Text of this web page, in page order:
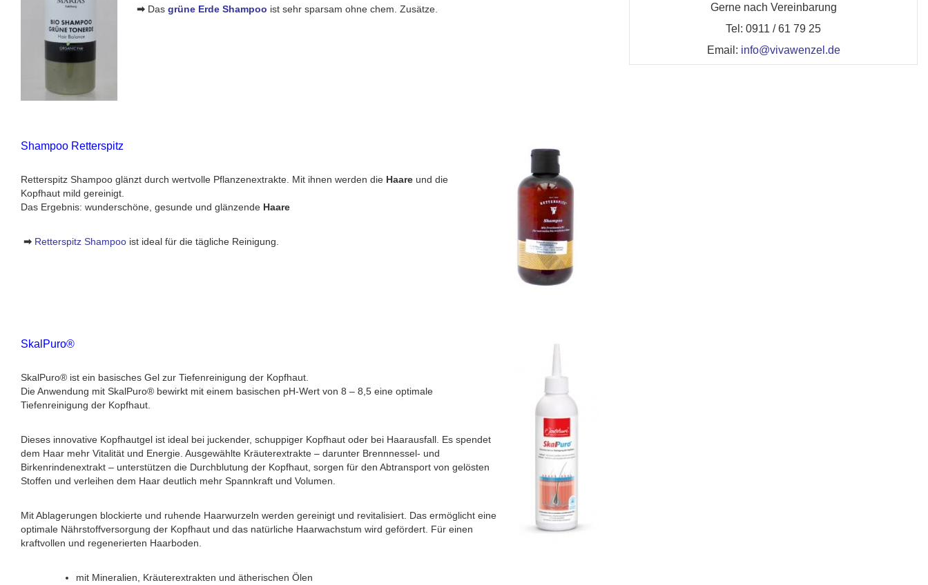
➡ Das grüne Erde Shampoo ist sehr sparsam ohne chem. Zusätze.
Shampoo Retterspitz
Retterspitz Shampoo glänzt durch wertvolle Pflanzenextrakte. Mit ihnen werden die Haare und die
Kopfhaut mild gereinigt.
Das Ergebnis: wunderschöne, gesunde und glänzende Haare
➡ Retterspitz Shampoo ist ideal für die tägliche Reinigung.
SkalPuro®
SkalPuro® ist ein basisches Gel zur Tiefenreinigung der Kopfhaut.
Die Anwendung mit SkalPuro® bewirkt mit einem basischen pH-Wert von 8 – 8,5 eine optimale
Tiefenreinigung der Kopfhaut.
Dieses innovative Kopfhautgel ist ideal bei juckender, schuppiger Kopfhaut oder bei Haarausfall. Es spendet
dem Haar mehr Vitalität und Energie. Ausgewählte Kräuterextrakte – darunter Brennnessel- und
Birkenrindenextrakt – unterstützen die Durchblutung der Kopfhaut, sorgen für den Abtransport von gelösten
Stoffen und verleihen dem Haar deutlich mehr Spannkraft und Volumen.
Mit Ablagerungen blockierte und ruhende Haarwurzeln werden gereinigt und revitalisiert. Das ermöglicht eine
optimale Nährstoffversorgung der Kopfhaut und das natürliche Haarwachstum wird gefördert. Für einen
kraftvollen und regenerierten Haarboden.
mit Mineralien, Kräuterextrakten und ätherischen Ölen
Gerne nach Vereinbarung
Tel: 0911 / 61 79 25
Email: info@vivawenzel.de